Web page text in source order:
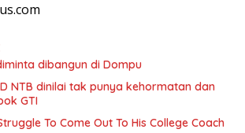
dibangun di Dompu
NTB dinilai tak punya kehormatan dan
GTI
To Come Out To His College Coach